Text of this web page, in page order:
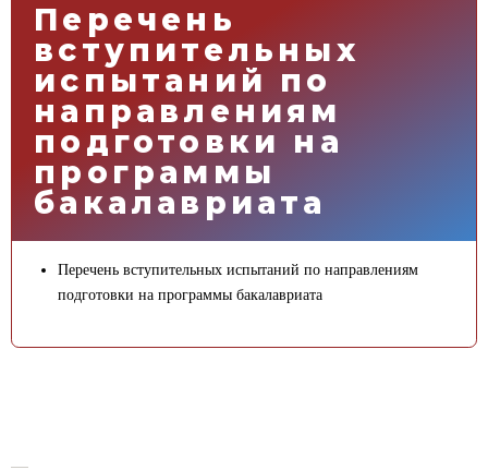
Перечень
вступительных
испытаний по
направлениям
подготовки на
программы
бакалавриата
Перечень вступительных испытаний по направлениям
подготовки на программы бакалавриата